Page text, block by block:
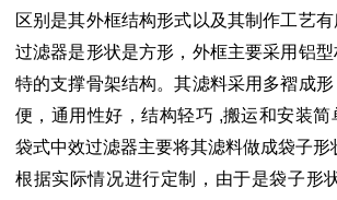
区别是其外框结构形式以及其制作工艺
过滤器是形状是方形，外框主要采用铝
特的支撑骨架结构。其滤料采用多褶成
便，通用性好，结构轻巧 ,搬运和安装
袋式中效过滤器主要将其滤料做成袋子形
根据实际情况进行定制，由于是袋子形